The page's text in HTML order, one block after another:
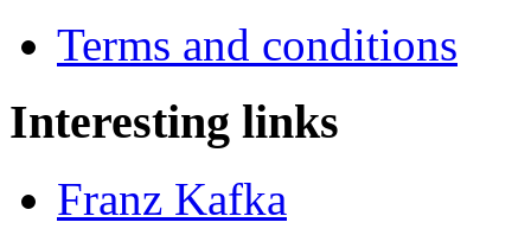
Terms and conditions
Interesting links
Franz Kafka